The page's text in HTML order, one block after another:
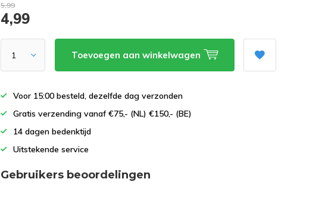
5,99
4,99
Toevoegen aan winkelwagen
Voor 15:00 besteld, dezelfde dag verzonden
Gratis verzending vanaf €75,- (NL) €150,- (BE)
14 dagen bedenktijd
Uitstekende service
Gebruikers beoordelingen